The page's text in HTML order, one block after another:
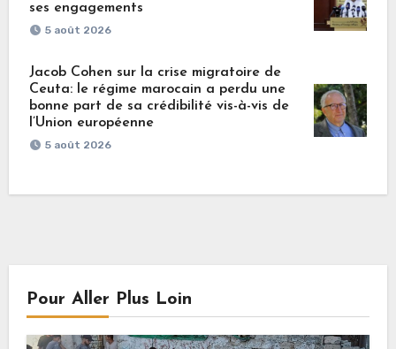
ses engagements
5 août 2026
Jacob Cohen sur la crise migratoire de
Ceuta: le régime marocain a perdu une
bonne part de sa crédibilité vis-à-vis de
l’Union européenne
5 août 2026
Pour Aller Plus Loin